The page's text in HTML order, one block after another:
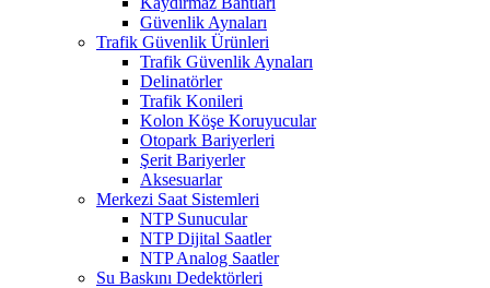
Güvenlik Aynaları
Trafik Güvenlik Ürünleri
Trafik Güvenlik Aynaları
Delinatörler
Trafik Konileri
Kolon Köşe Koruyucular
Otopark Bariyerleri
Şerit Bariyerler
Aksesuarlar
Merkezi Saat Sistemleri
NTP Sunucular
NTP Dijital Saatler
NTP Analog Saatler
Su Baskını Dedektörleri